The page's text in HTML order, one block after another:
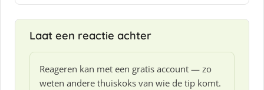
Laat een reactie achter
Reageren kan met een gratis account — zo
weten andere thuiskoks van wie de tip komt.